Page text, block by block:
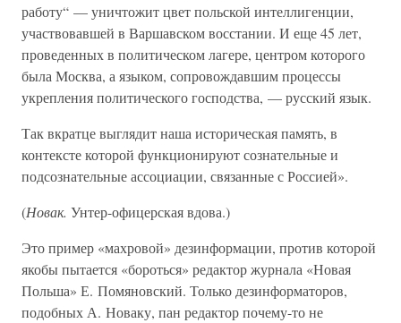
работу“ — уничтожит цвет польской интеллигенции,
участвовавшей в Варшавском восстании. И еще 45 лет,
проведенных в политическом лагере, центром которого
была Москва, а языком, сопровождавшим процессы
укрепления политического господства, — русский язык.
Так вкратце выглядит наша историческая память, в
контексте которой функционируют сознательные и
подсознательные ассоциации, связанные с Россией».
(Новак. Унтер-офицерская вдова.)
Это пример «махровой» дезинформации, против которой
якобы пытается «бороться» редактор журнала «Новая
Польша» Е. Помяновский. Только дезинформаторов,
подобных А. Новаку, пан редактор почему-то не